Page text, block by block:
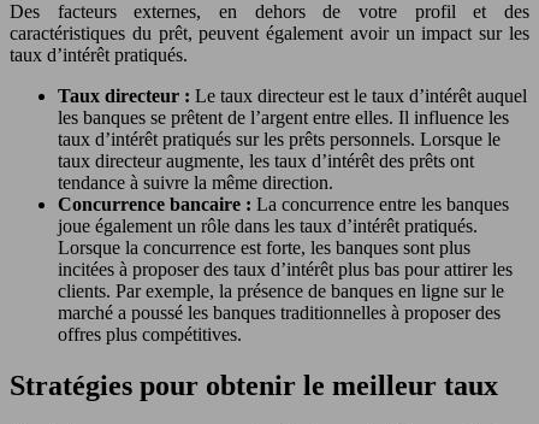
Des facteurs externes, en dehors de votre profil et des
caractéristiques du prêt, peuvent également avoir un impact sur les
taux d’intérêt pratiqués.
Taux directeur : Le taux directeur est le taux d’intérêt auquel
les banques se prêtent de l’argent entre elles. Il influence les
taux d’intérêt pratiqués sur les prêts personnels. Lorsque le
taux directeur augmente, les taux d’intérêt des prêts ont
tendance à suivre la même direction.
Concurrence bancaire : La concurrence entre les banques
joue également un rôle dans les taux d’intérêt pratiqués.
Lorsque la concurrence est forte, les banques sont plus
incitées à proposer des taux d’intérêt plus bas pour attirer les
clients. Par exemple, la présence de banques en ligne sur le
marché a poussé les banques traditionnelles à proposer des
offres plus compétitives.
Stratégies pour obtenir le meilleur taux